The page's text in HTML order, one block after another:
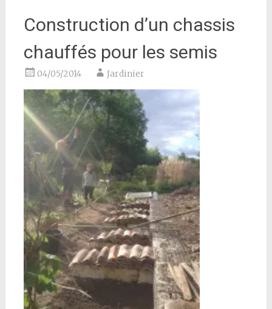
Construction d’un chassis
chauffés pour les semis
04/05/2014 Jardinier